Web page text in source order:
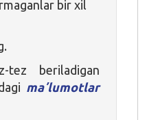
bir xil
tez beriladigan
maʼlumotlar